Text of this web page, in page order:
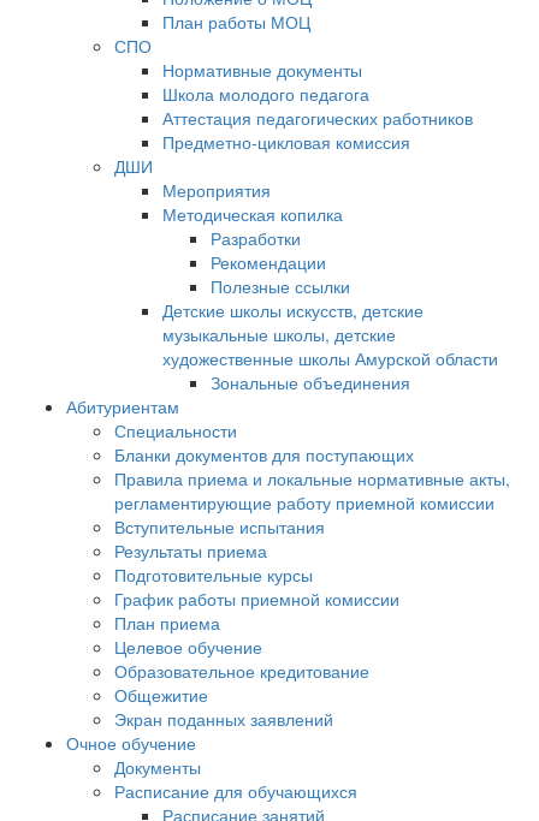
План работы МОЦ
СПО
Нормативные документы
Школа молодого педагога
Аттестация педагогических работников
Предметно-цикловая комиссия
ДШИ
Мероприятия
Методическая копилка
Разработки
Рекомендации
Полезные ссылки
Детские школы искусств, детские
музыкальные школы, детские
художественные школы Амурской области
Зональные объединения
Абитуриентам
Специальности
Бланки документов для поступающих
Правила приема и локальные нормативные акты,
регламентирующие работу приемной комиссии
Вступительные испытания
Результаты приема
Подготовительные курсы
График работы приемной комиссии
План приема
Целевое обучение
Образовательное кредитование
Общежитие
Экран поданных заявлений
Очное обучение
Документы
Расписание для обучающихся
Расписание занятий